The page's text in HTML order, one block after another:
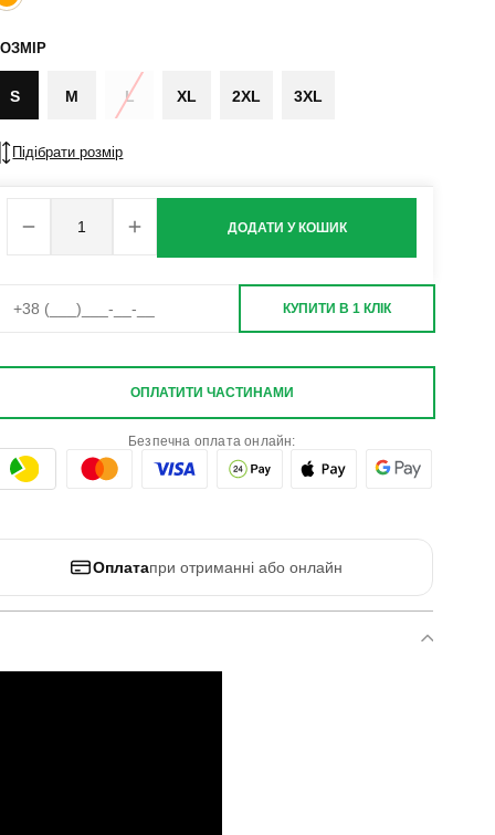
S M L XL 2XL 3XL
Підібрати розмір
ДОДАТИ У КОШИК
КУПИТИ В 1 КЛІК
ОПЛАТИТИ ЧАСТИНАМИ
Безпечна оплата онлайн:
Оплатапри отриманні або онлайн